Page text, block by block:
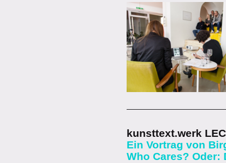
kunsttext.werk
Ein Vortrag von
Who Cares? Oder: